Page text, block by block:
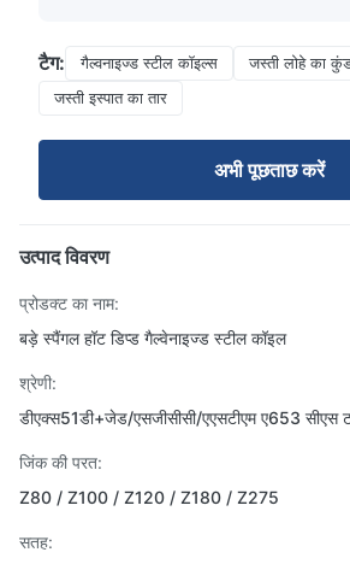
टैग: गैल्वनाइज्ड स्टील कॉइल्स
जस्ती लोहे का
जस्ती इस्पात का तार
अभी पूछताछ करें
उत्पाद विवरण
प्रोडक्ट का नाम:
बड़े स्पैंगल हॉट डिप्ड गैल्वेनाइज्ड स्टील कॉइल
श्रेणी:
डीएक्स51डी+जेड/एसजीसीसी/एएसटीएम ए653 सीएस
जिंक की परत:
Z80 / Z100 / Z120 / Z180 / Z275
सतह: